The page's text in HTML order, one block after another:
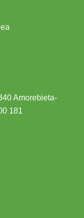
Amorebieta-
181